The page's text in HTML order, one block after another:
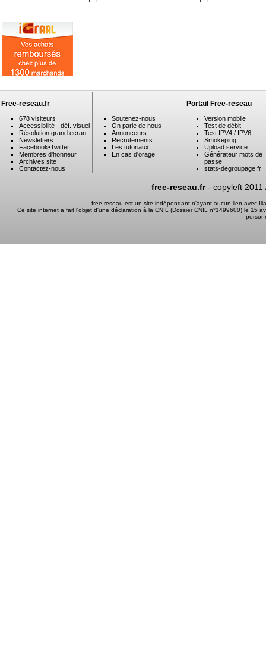
Free-reseau.fr
678 visiteurs
Accessibilité - déf. visuel
Résolution grand ecran
Newsletters
Facebook•Twitter
Membres d'honneur
Archives site
Contactez-nous
Soutenez-nous
On parle de nous
Annonceurs
Recrutements
Les tutoriaux
En cas d'orage
Portail Free-reseau
Version mobile
Test de débit
Test IPV4 / IPV6
Smokeping
Upload service
Générateur mots de
passe
stats-degroupage.fr
free-reseau.fr- copyleft 2011
free-reseau est un site indépendant n'ayant aucun lien avec
Ce site internet a fait l'objet d'une déclaration à la CNIL (Dossier CNIL n°1499600) le 15